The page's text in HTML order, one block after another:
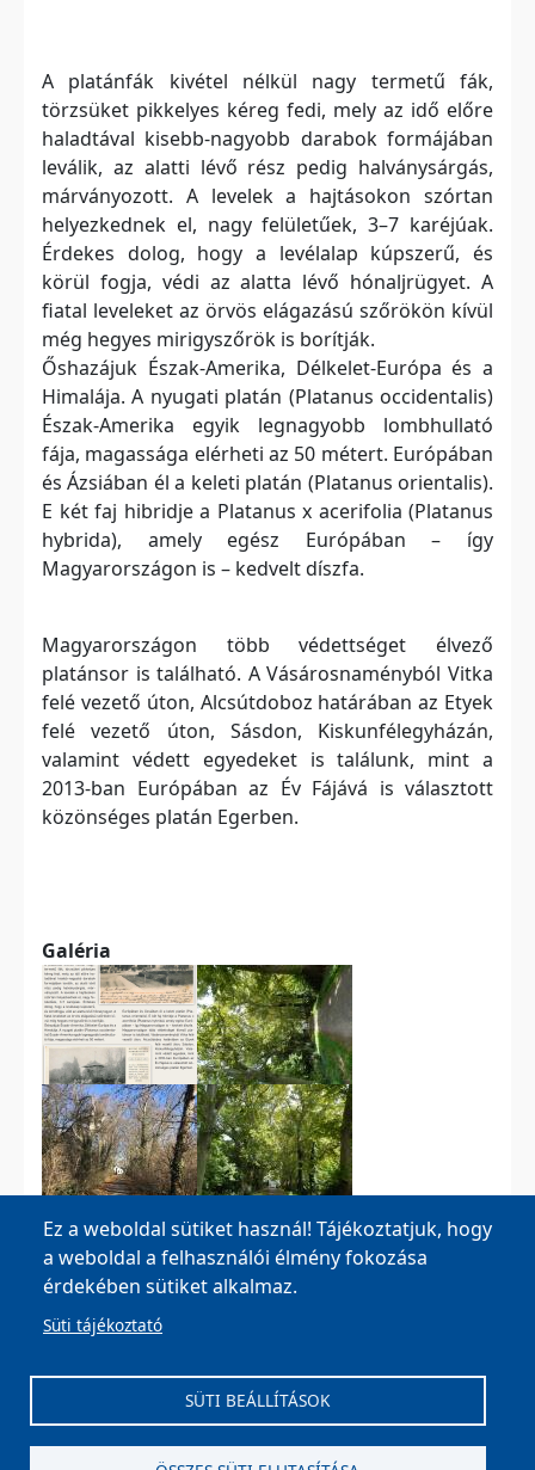
A platánfák kivétel nélkül nagy termetű fák,
törzsüket pikkelyes kéreg fedi, mely az idő előre
haladtával kisebb-nagyobb darabok formájában
leválik, az alatti lévő rész pedig halványsárgás,
márványozott. A levelek a hajtásokon szórtan
helyezkednek el, nagy felületűek, 3–7 karéjúak.
Érdekes dolog, hogy a levélalap kúpszerű, és
körül fogja, védi az alatta lévő hónaljrügyet. A
fiatal leveleket az örvös elágazású szőrökön kívül
még hegyes mirigyszőrök is borítják.
Őshazájuk Észak-Amerika, Délkelet-Európa és a
Himalája. A nyugati platán (Platanus occidentalis)
Észak-Amerika egyik legnagyobb lombhullató
fája, magassága elérheti az 50 métert. Európában
és Ázsiában él a keleti platán (Platanus orientalis).
E két faj hibridje a Platanus x acerifolia (Platanus
hybrida), amely egész Európában – így
Magyarországon is – kedvelt díszfa.
Magyarországon több védettséget élvező
platánsor is található. A Vásárosnaményból Vitka
felé vezető úton, Alcsútdoboz határában az Etyek
felé vezető úton, Sásdon, Kiskunfélegyházán,
valamint védett egyedeket is találunk, mint a
2013-ban Európában az Év Fájává is választott
közönséges platán Egerben.
Galéria
Ez a weboldal sütiket használ! Tájékoztatjuk, hogy
a weboldal a felhasználói élmény fokozása
érdekében sütiket alkalmaz.
Süti tájékoztató
SÜTI BEÁLLÍTÁSOK
+36 22 596 002,+36 22 596 003
onkormanyzat@moha.hu| Ügyfélfogadás: Kedd,
Csütörtök: 8-12, 13-15 óráig